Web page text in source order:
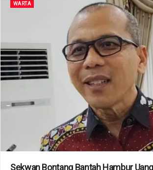
WARTA
Sekwan Bontang Bantah Hambur